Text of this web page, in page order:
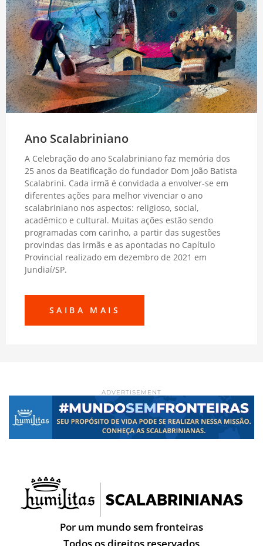
Ano Scalabriniano
A Celebração do ano Scalabriniano faz memória dos
25 anos da Beatificação do fundador Dom João Batista
Scalabrini. Cada irmã é convidada a envolver-se em
diferentes ações para melhor vivenciar o ano
scalabriniano nos aspectos: religioso, social,
acadêmico e cultural. Muitas ações estão sendo
programadas com carinho, a partir das sugestões
provindas das irmãs e as apontadas no Capítulo
Provincial realizado em dezembro de 2021 em
Jundiaí/SP.
SAIBA MAIS
ADVERTISEMENT
Por um mundo sem fronteiras